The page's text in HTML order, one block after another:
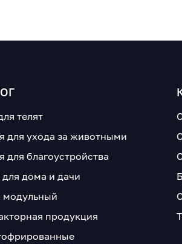
телят
для ухода за животными
для благоустройства
дома и дачи
модульный
продукция